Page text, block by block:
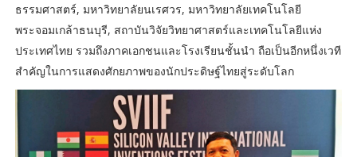
ธรรมศาสตร์, มหาวิทยาลัยนเรศวร, มหาวิทยาลัยเทคโนโลยี
พระจอมเกล้าธนบุรี, สถาบันวิจัยวิทยาศาสตร์และเทคโนโลยีแห่ง
ประเทศไทย รวมถึงภาคเอกชนและโรงเรียนชั้นนำ ถือเป็นอีกหนึ่งเวที
สำคัญในการแสดงศักยภาพของนักประดิษฐ์ไทยสู่ระดับโลก